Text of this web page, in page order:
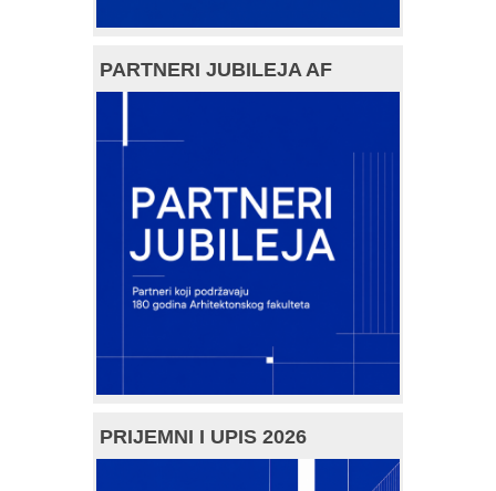
PARTNERI JUBILEJA AF
PRIJEMNI I UPIS 2026